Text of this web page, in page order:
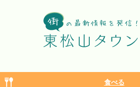
食べる